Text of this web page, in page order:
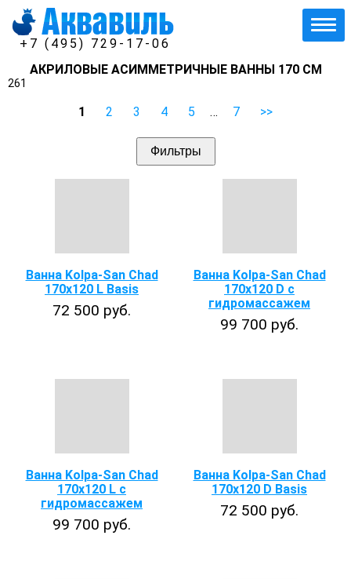
+7 (495) 729-17-06
АКРИЛОВЫЕ АСИММЕТРИЧНЫЕ ВАННЫ 170 СМ
261
1 2 3 4 5 … 7 >>
Фильтры
Ванна Kolpa-San Chad
170x120 L Basis
72 500 руб.
Ванна Kolpa-San Chad
170х120 D с
гидромассажем
99 700 руб.
Ванна Kolpa-San Chad
170х120 L с
гидромассажем
99 700 руб.
Ванна Kolpa-San Chad
170x120 D Basis
72 500 руб.